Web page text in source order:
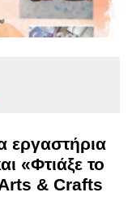
εργαστήρια
«Φτιάξε το
& Crafts